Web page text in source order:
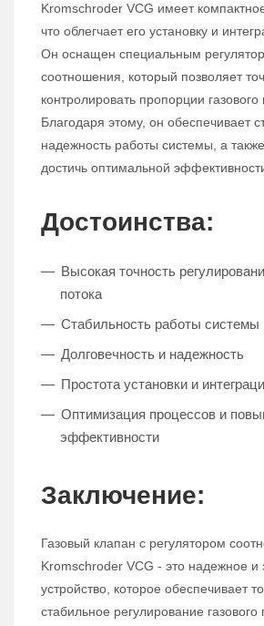
Kromschroder VCG имеет
что облегчает его установку и
Он оснащен специальным
соотношения, который позволяет
контролировать пропорции газового
Благодаря этому, он обеспечивает
надежность работы системы, а
достичь оптимальной
Достоинства:
Высокая точность
потока
Стабильность работы системы
Долговечность и надежность
Простота установки и
Оптимизация процессов и
эффективности
Заключение:
Газовый клапан с регулятором
Kromschroder VCG - это надежное
устройство, которое обеспечивает
стабильное регулирование газового